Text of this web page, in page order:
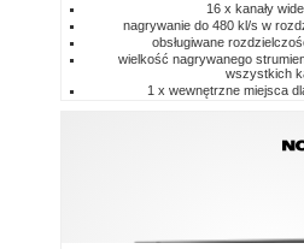
16 x kanały
nagrywanie do 480 kl/s w
obsługiwane
wielkość nagrywanego
wszystkich
1 x wewnętrzne miejsca